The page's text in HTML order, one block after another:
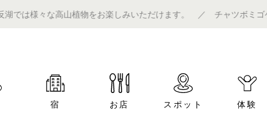
高山植物をお楽しみいただけます。 ／ チャツボミゴケ公園内ギ
宿 お店 スポット 体験